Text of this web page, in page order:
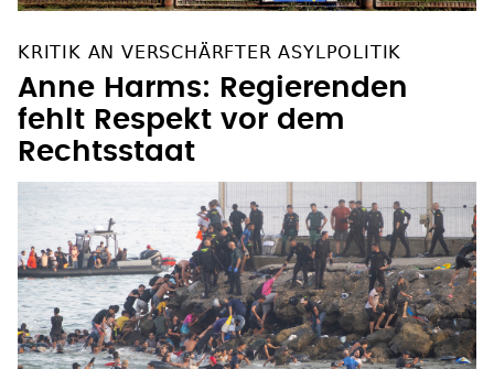
KRITIK AN VERSCHÄRFTER ASYLPOLITIK
Anne Harms: Regierenden
fehlt Respekt vor dem
Rechtsstaat